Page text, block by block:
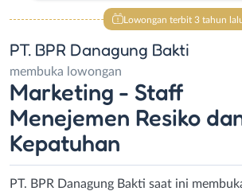
Lowongan terbit 3 tahun
PT. BPR Danagung Bakti
membuka lowongan
Marketing - Staff
Menejemen Resiko
Kepatuhan
PT. BPR Danagung Bakti saat ini